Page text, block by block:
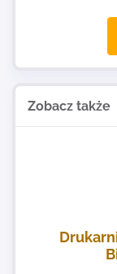
Zobacz także